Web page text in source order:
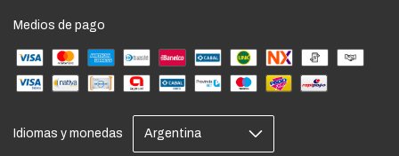
Medios de pago
Idiomas y monedas